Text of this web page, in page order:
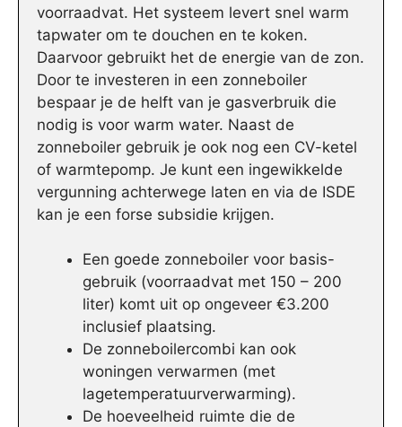
voorraadvat. Het systeem levert snel warm
tapwater om te douchen en te koken.
Daarvoor gebruikt het de energie van de zon.
Door te investeren in een zonneboiler
bespaar je de helft van je gasverbruik die
nodig is voor warm water. Naast de
zonneboiler gebruik je ook nog een CV-ketel
of warmtepomp. Je kunt een ingewikkelde
vergunning achterwege laten en via de ISDE
kan je een forse subsidie krijgen.
Een goede zonneboiler voor basis-
gebruik (voorraadvat met 150 – 200
liter) komt uit op ongeveer €3.200
inclusief plaatsing.
De zonneboilercombi kan ook
woningen verwarmen (met
lagetemperatuurverwarming).
De hoeveelheid ruimte die de